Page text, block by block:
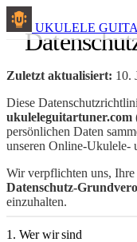
UKULELE
Zuletzt aktualisiert: 10.
Diese
ukuleleguitartuner.com
persönlichen Daten
unseren Online-Ukulele-
Wir verpflichten uns, Ihre
Datenschutz-
einzuhalten.
1. Wer wir sind